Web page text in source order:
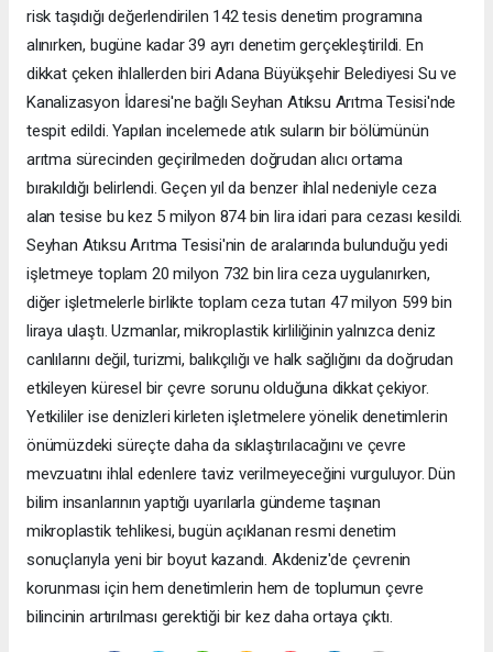
risk taşıdığı değerlendirilen 142 tesis denetim programına
alınırken, bugüne kadar 39 ayrı denetim gerçekleştirildi. En
dikkat çeken ihlallerden biri Adana Büyükşehir Belediyesi Su ve
Kanalizasyon İdaresi'ne bağlı Seyhan Atıksu Arıtma Tesisi'nde
tespit edildi. Yapılan incelemede atık suların bir bölümünün
arıtma sürecinden geçirilmeden doğrudan alıcı ortama
bırakıldığı belirlendi. Geçen yıl da benzer ihlal nedeniyle ceza
alan tesise bu kez 5 milyon 874 bin lira idari para cezası kesildi.
Seyhan Atıksu Arıtma Tesisi'nin de aralarında bulunduğu yedi
işletmeye toplam 20 milyon 732 bin lira ceza uygulanırken,
diğer işletmelerle birlikte toplam ceza tutarı 47 milyon 599 bin
liraya ulaştı. Uzmanlar, mikroplastik kirliliğinin yalnızca deniz
canlılarını değil, turizmi, balıkçılığı ve halk sağlığını da doğrudan
etkileyen küresel bir çevre sorunu olduğuna dikkat çekiyor.
Yetkililer ise denizleri kirleten işletmelere yönelik denetimlerin
önümüzdeki süreçte daha da sıklaştırılacağını ve çevre
mevzuatını ihlal edenlere taviz verilmeyeceğini vurguluyor. Dün
bilim insanlarının yaptığı uyarılarla gündeme taşınan
mikroplastik tehlikesi, bugün açıklanan resmi denetim
sonuçlarıyla yeni bir boyut kazandı. Akdeniz'de çevrenin
korunması için hem denetimlerin hem de toplumun çevre
bilincinin artırılması gerektiği bir kez daha ortaya çıktı.